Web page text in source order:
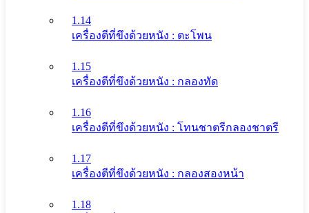
1.14
เครื่องตีที่ขึงด้วยหนัง : ตะโพน
1.15
เครื่องตีที่ขึงด้วยหนัง : กลองทัด
1.16
เครื่องตีที่ขึงด้วยหนัง : โทนชาตรีกลองชาตรี
1.17
เครื่องตีที่ขึงด้วยหนัง : กลองสองหน้า
1.18